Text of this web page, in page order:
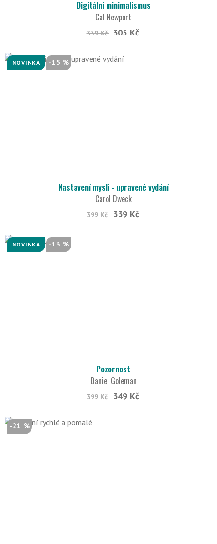
Digitální minimalismus
Cal Newport
339 Kč 305 Kč
NOVINKA -15 %
Nastavení mysli - upravené vydání
Carol Dweck
399 Kč 339 Kč
NOVINKA -13 %
Pozornost
Daniel Goleman
399 Kč 349 Kč
-21 %